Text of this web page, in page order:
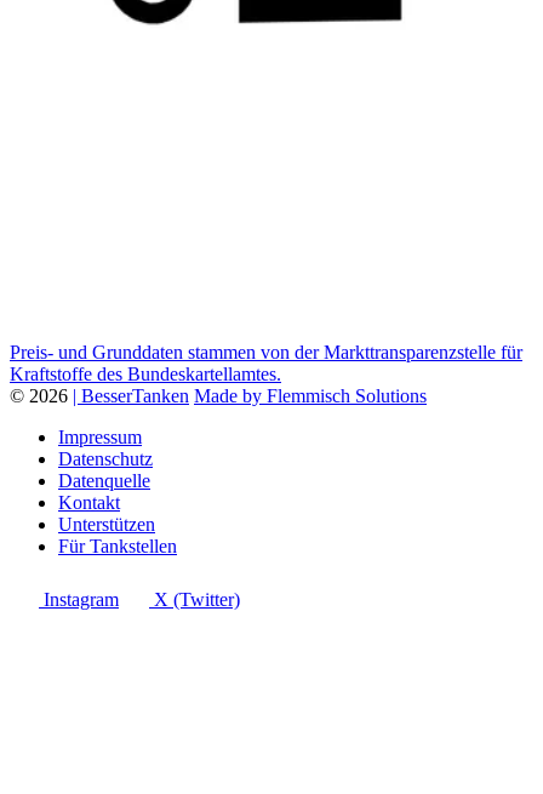
Preis- und Grunddaten stammen von der Markttransparenzstelle für
Kraftstoffe des Bundeskartellamtes.
© 2026 | BesserTanken Made by Flemmisch Solutions
Impressum
Datenschutz
Datenquelle
Kontakt
Unterstützen
Für Tankstellen
Instagram X (Twitter)